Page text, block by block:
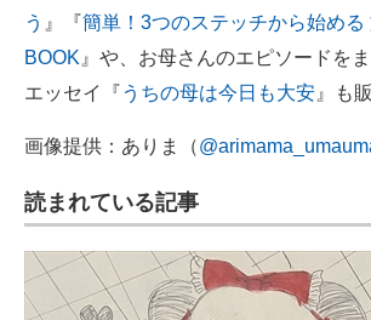
う 』『簡単！3つのステッチから始める
BOOK 』や、お母さんのエピソードを
エッセイ『 うちの母は今日も大安 』も
画像提供：ありま（
読まれている記事